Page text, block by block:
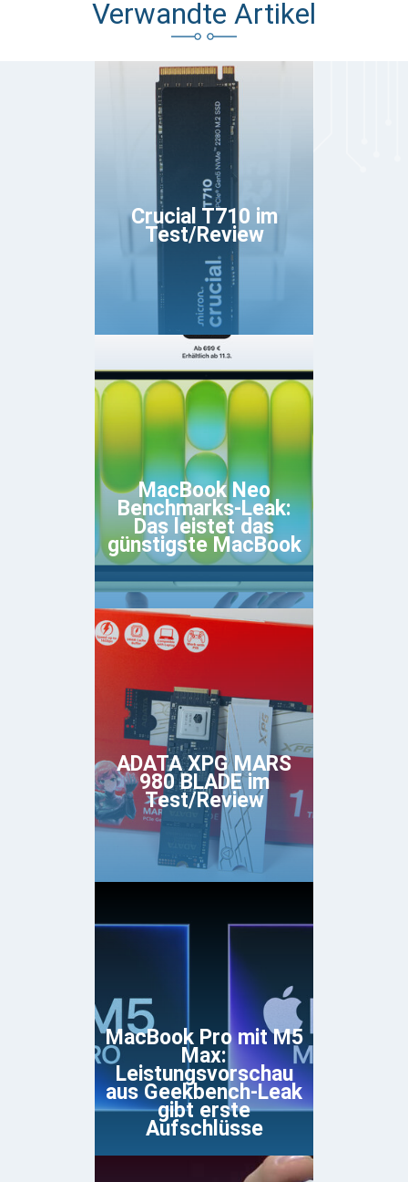
Verwandte Artikel
Crucial T710 im
Test/Review
MacBook Neo
Benchmarks-Leak:
Das leistet das
günstigste MacBook
ADATA XPG MARS
980 BLADE im
Test/Review
MacBook Pro mit M5
Max:
Leistungsvorschau
aus Geekbench-Leak
gibt erste
Aufschlüsse